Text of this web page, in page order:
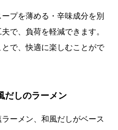
プを薄める・辛味成分を別
で、負荷を軽減できます。
で、快適に楽しむことがで
だしのラーメン
ーメン、和風だしがベース